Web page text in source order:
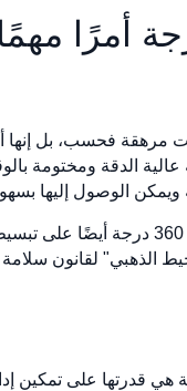
مرهقة فحسب، بل
عالية الدقة
ويمكن الوصول إليها
ومن خلال إنشاء نظام مركزي ومرئي
الذهبي" لقانون
التحويلية التي تتميز بها تقنية التقاط